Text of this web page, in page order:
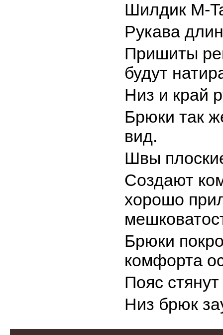
Шилдик M-
Рукава
Пришиты
будут
Низ и край
Брюки так
вид.
Швы
Создают
хорошо
Брюки
комфорта
Пояс
Низ брюк